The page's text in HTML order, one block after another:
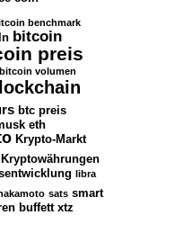
benchmark
bitcoin
preis
bitcoin volumen
btc preis
eth
Krypto-Markt
Kryptowährungen
libra
sats smart
buffett xtz